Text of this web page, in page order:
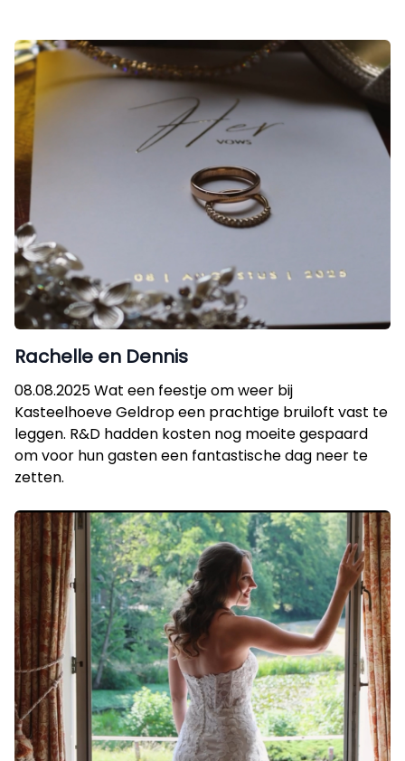
Rachelle en Dennis
08.08.2025 Wat een feestje om weer bij
Kasteelhoeve Geldrop een prachtige bruiloft vast te
leggen. R&D hadden kosten nog moeite gespaard
om voor hun gasten een fantastische dag neer te
zetten.